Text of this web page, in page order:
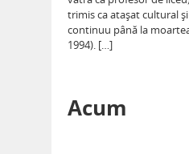
trimis ca atașat cultural
continuu până la
1994). […]
Acum